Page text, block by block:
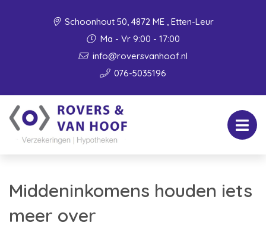
Schoonhout 50, 4872 ME , Etten-Leur
Ma - Vr 9:00 - 17:00
info@roversvanhoof.nl
076-5035196
Middeninkomens houden iets
meer over